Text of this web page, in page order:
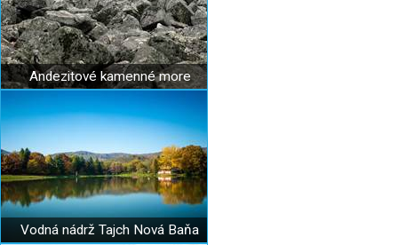
Andezitové kamenné more
Vodná nádrž Tajch Nová Baňa